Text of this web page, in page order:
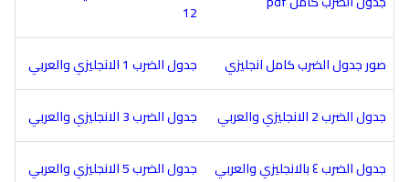
12
صور جدول الضرب كامل انجليزي جدول الضرب 1 الانجليزي والعربي
جدول الضرب 2 الانجليزي والعربي جدول الضرب 3 الانجليزي والعربي
جدول الضرب ٤ بالانجليزي والعربي جدول الضرب 5 الانجليزي والعربي